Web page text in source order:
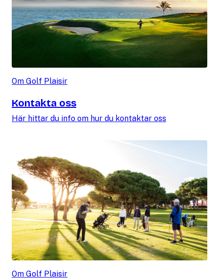
Om Golf Plaisir
Kontakta oss
Här hittar du info om hur du kontaktar oss
Om Golf Plaisir